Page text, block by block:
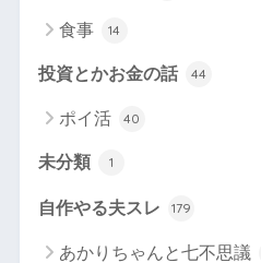
食事 14
投資とかお金の話 44
ポイ活 40
未分類 1
自作やる夫スレ 179
あかりちゃんと七不思議